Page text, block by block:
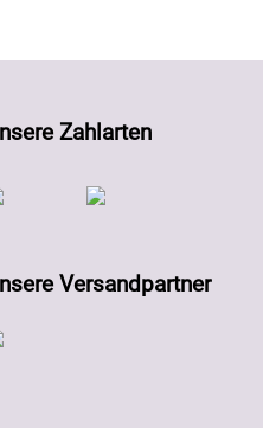
Zahlarten
Versandpartner